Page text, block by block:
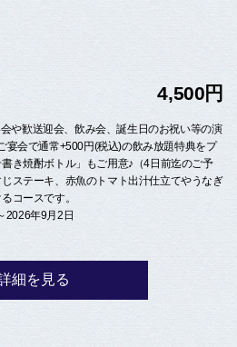
4,500円
や歓送迎会、飲み会、誕生日のお祝い等の演
宴会で通常+500円(税込)の飲み放題特典をプ
き焼酎ボトル」もご用意♪（4日前迄のご予
ステーキ、赤魚のトマト出汁仕立てやうなぎ
コースです。
2026年9月2日
細を見る